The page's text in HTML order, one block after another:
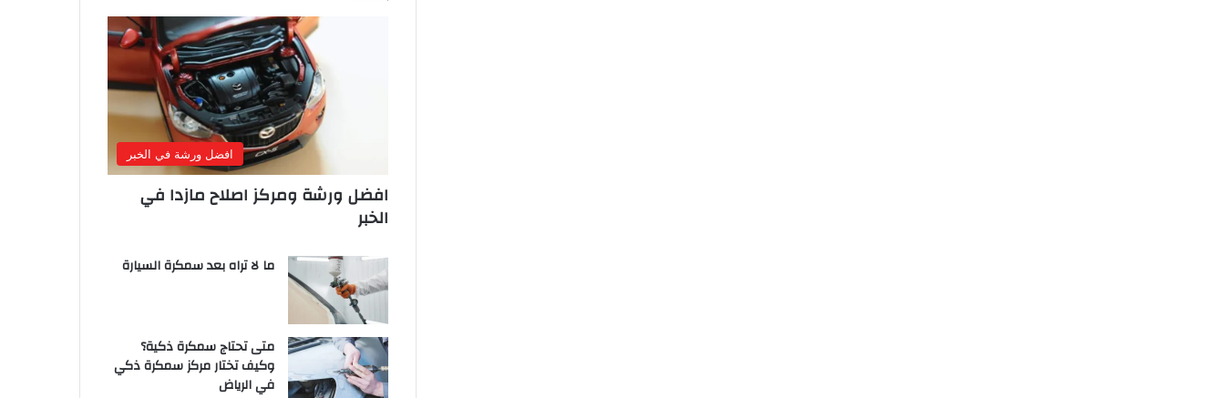
افضل ورشة في الخبر
افضل ورشة ومركز اصلاح مازدا في
الخبر
ما لا تراه بعد سمكرة السيارة
متى تحتاج سمكرة ذكية؟
وكيف تختار مركز سمكرة ذكي
في الرياض